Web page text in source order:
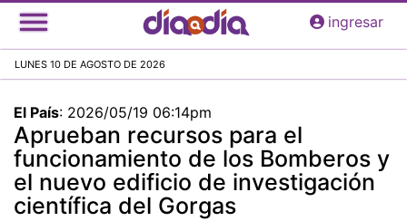
Pasar
al
principal
ingresar
LUNES 10 DE AGOSTO DE 2026
El País: 2026/05/19 06:14pm
Aprueban recursos para el
funcionamiento de los Bomberos y
el nuevo edificio de investigación
científica del Gorgas